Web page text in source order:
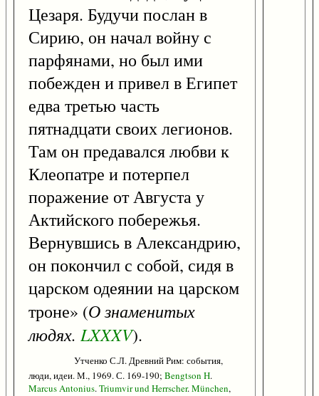
Цезаря. Будучи послан в
Сирию, он начал войну с
парфянами, но был ими
побежден и привел в Египет
едва третью часть
пятнадцати своих легионов.
Там он предавался любви к
Клеопатре и потерпел
поражение от Августа у
Актийского побережья.
Вернувшись в Александрию,
он покончил с собой, сидя в
царском одеянии на царском
троне» (О знаменитых
людях. LXXXV).
Утченко С.Л. Древний Рим: события,
люди, идеи. М., 1969. С. 169-190; Bengtson H.
MarcusAntonius.TriumvirundHerrscher.München,